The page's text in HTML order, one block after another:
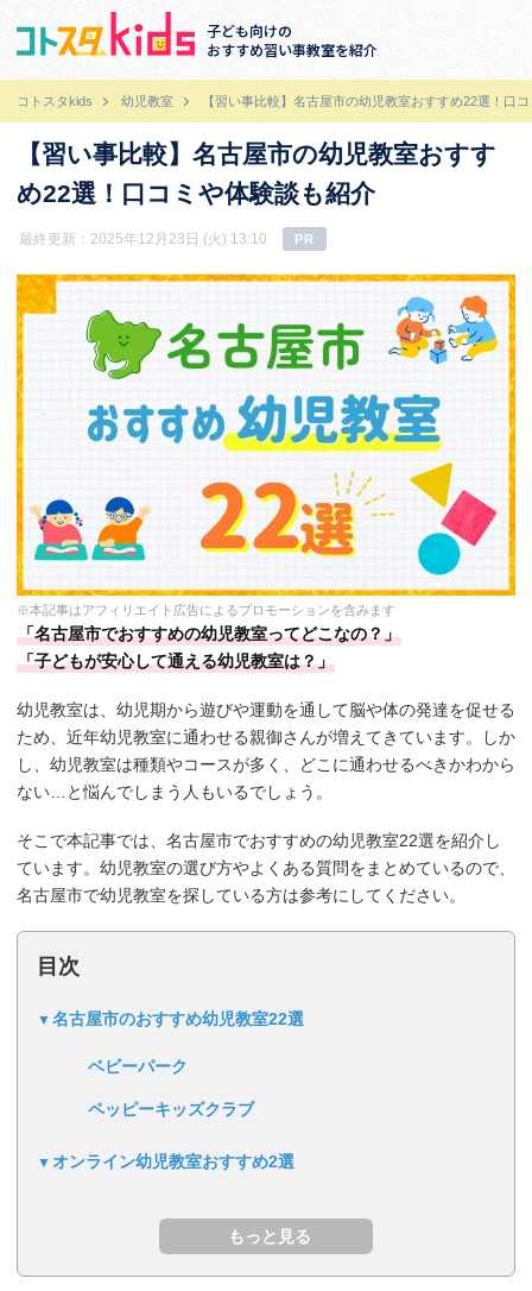
子ども向けの
おすすめ習い事教室を紹介
コトスタkids 幼児教室 【習い事比較】名古屋市の幼児教室おすすめ22選！口
【習い事比較】名古屋市の幼児教室おすす
め22選！口コミや体験談も紹介
最終更新：2025年12月23日 (火) 13:10 PR
※本記事はアフィリエイト広告によるプロモーションを含みます
「名古屋市でおすすめの幼児教室ってどこなの？」
「子どもが安心して通える幼児教室は？」
幼児教室は、幼児期から遊びや運動を通して脳や体の発達を促せる
ため、近年幼児教室に通わせる親御さんが増えてきています。しか
し、幼児教室は種類やコースが多く、どこに通わせるべきかわから
ない…と悩んでしまう人もいるでしょう。
そこで本記事では、名古屋市でおすすめの幼児教室22選を紹介し
ています。幼児教室の選び方やよくある質問をまとめているので、
名古屋市で幼児教室を探している方は参考にしてください。
目次
名古屋市のおすすめ幼児教室22選
ベビーパーク
ペッピーキッズクラブ
オンライン幼児教室おすすめ2選